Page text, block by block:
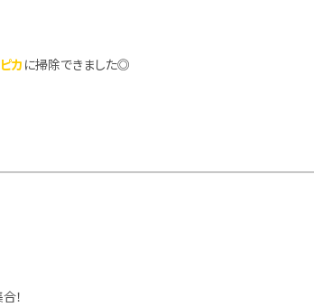
カ に掃除できました◎
！